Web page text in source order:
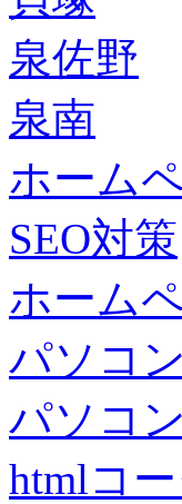
泉佐野
泉南
ホーム
SEO対策
ホーム
パソコ
パソコ
htmlコ